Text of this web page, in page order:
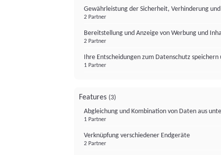
Gewährleistung der Sicherheit, Verhinderung
2 Partner
Bereitstellung und Anzeige von Werbung und
2 Partner
Ihre Entscheidungen zum Datenschutz
1 Partner
Features (3)
Abgleichung und Kombination von Daten aus
1 Partner
Verknüpfung verschiedener Endgeräte
2 Partner